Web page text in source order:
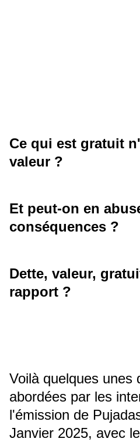
Ce qui est gratuit
valeur ?
Et peut-on en
conséquences ?
Dette, valeur,
rapport ?
Voilà quelques unes
abordées par les
l'émission de
Janvier 2025, avec